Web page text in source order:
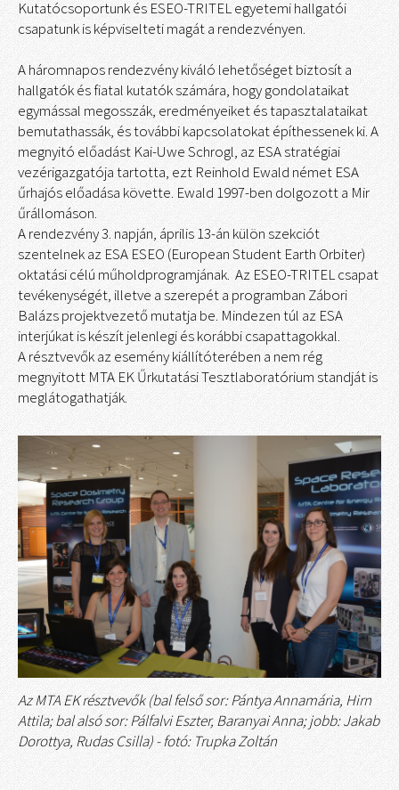
Kutatócsoportunk és ESEO-TRITEL egyetemi hallgatói
csapatunk is képviselteti magát a rendezvényen.
A háromnapos rendezvény kiváló lehetőséget biztosít a
hallgatók és fiatal kutatók számára, hogy gondolataikat
egymással megosszák, eredményeiket és tapasztalataikat
bemutathassák, és további kapcsolatokat építhessenek ki. A
megnyitó előadást Kai-Uwe Schrogl, az ESA stratégiai
vezérigazgatója tartotta, ezt Reinhold Ewald német ESA
űrhajós előadása követte. Ewald 1997-ben dolgozott a Mir
űrállomáson.
A rendezvény 3. napján, április 13-án külön szekciót
szentelnek az ESA ESEO (European Student Earth Orbiter)
oktatási célú műholdprogramjának. Az ESEO-TRITEL csapat
tevékenységét, illetve a szerepét a programban Zábori
Balázs projektvezető mutatja be. Mindezen túl az ESA
interjúkat is készít jelenlegi és korábbi csapattagokkal.
A résztvevők az esemény kiállítóterében a nem rég
megnyitott MTA EK Űrkutatási Tesztlaboratórium standját is
meglátogathatják.
Az MTA EK résztvevők (bal felső sor: Pántya Annamária, Hirn
Attila; bal alsó sor: Pálfalvi Eszter, Baranyai Anna; jobb: Jakab
Dorottya, Rudas Csilla) - fotó: Trupka Zoltán